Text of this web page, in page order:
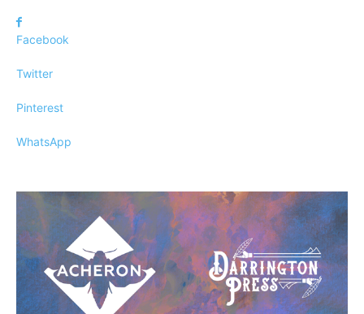
Facebook
Twitter
Pinterest
WhatsApp